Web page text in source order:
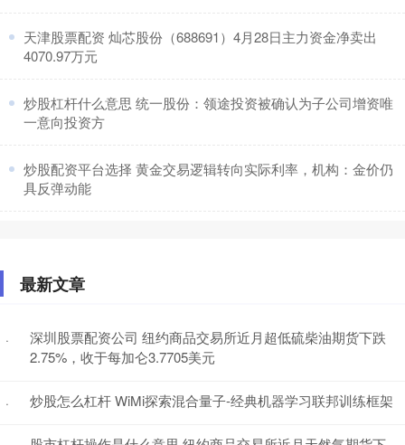
​天津股票配资 灿芯股份（688691）4月28日主力资金净卖出
4070.97万元
​炒股杠杆什么意思 统一股份：领途投资被确认为子公司增资唯
一意向投资方
​炒股配资平台选择 黄金交易逻辑转向实际利率，机构：金价仍
具反弹动能
最新文章
·
深圳股票配资公司 纽约商品交易所近月超低硫柴油期货下跌
2.75%，收于每加仑3.7705美元
· 炒股怎么杠杆 WiMi探索混合量子-经典机器学习联邦训练框架